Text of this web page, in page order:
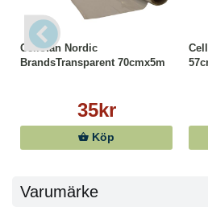
Cellofan Nordic
BrandsTransparent 70cmx5m
35kr
Köp
Varumärke